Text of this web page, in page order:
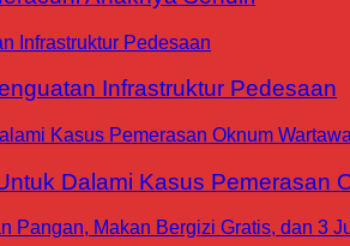
Infrastruktur Pedesaan
Dalami Kasus Pemerasan